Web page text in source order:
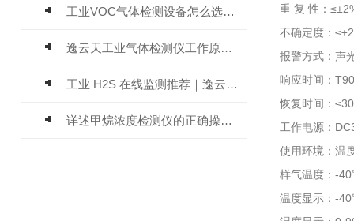
工业VOC气体检测设备怎么选？主流仪器实测参考
逸云天工业气体检测仪工作原理与选型标准详解
工业 H2S 在线监测推荐｜逸云天 MIC-600-H2S 固定式硫化氢检测仪评测
详述甲烷浓度检测仪的正确操作使用方法
重 复 性：
不确定度：
报警方式：声
响应时间：
恢复时间：
工作电源：
使用环境：温
样气温度：-
温度显示：-